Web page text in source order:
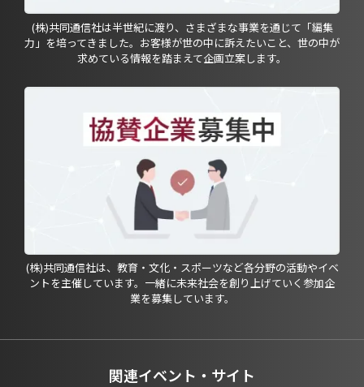
(株)共同通信社は半世紀に渡り、さまざまな事業を通じて「編集
力」を培ってきました。お客様が世の中に訴えたいこと、世の中が
求めている情報を踏まえて企画立案します。
(株)共同通信社は、教育・文化・スポーツなど各分野の活動やイベ
ントを主催しています。一緒に未来社会を創り上げていく参加企
業を募集しています。
関連イベント・サイト